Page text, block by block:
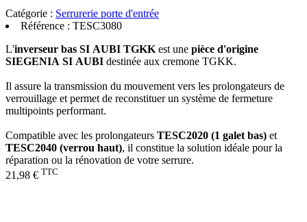
Catégorie : Serrurerie porte d'entrée
Référence : TESC3080
L'inverseur bas SI AUBI TGKK est une pièce d'origine
SIEGENIA SI AUBI destinée aux cremone TGKK.
Il assure la transmission du mouvement vers les prolongateurs de
verrouillage et permet de reconstituer un système de fermeture
multipoints performant.
Compatible avec les prolongateurs TESC2020 (1 galet bas) et
TESC2040 (verrou haut), il constitue la solution idéale pour la
réparation ou la rénovation de votre serrure.
21,98 € TTC